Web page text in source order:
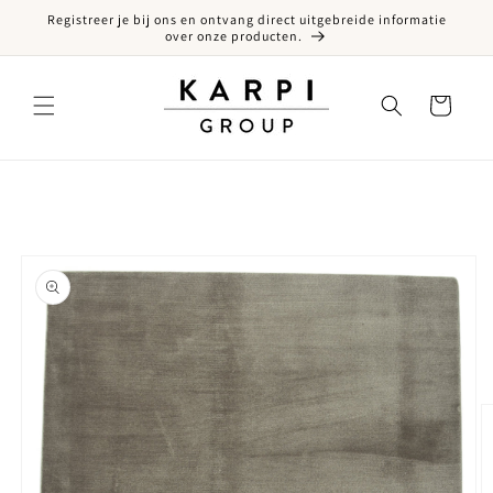
naar de content
Registreer je bij ons en ontvang direct uitgebreide informatie
over onze producten.
Winkelwagen
naar productinformatie